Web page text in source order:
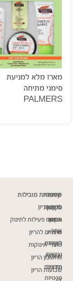
מארז מלא למניעת
סימני מתיחה
PALMERS
מדיניות
ותקנון
תקנון
אתר
הצהרת
נגישות
מדיניות
פרטיות
שירות
לקוחות
אודות
שירות
לקוחות
שאלות
נפוצות
צור
קטגוריות מובילות
כרית הריון
משטח פעילות לתינוק
מוצרים להריון
מוצרי תינוקות
מחשבון הריון
שבועות הריון